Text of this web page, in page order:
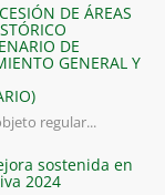
DE ÁREAS
DE
GENERAL Y
regular...
sostenida en
2024